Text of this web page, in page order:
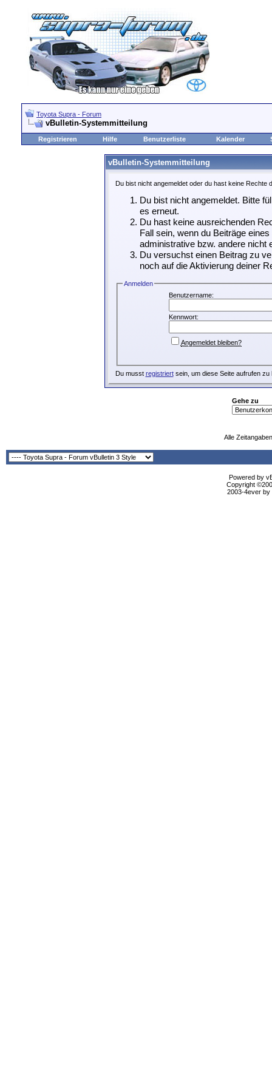
Toyota Supra - Forum
vBulletin-Systemmitteilung
Registrieren Hilfe Benutzerliste Kalender
vBulletin-Systemmitteilung
Du bist nicht angemeldet oder du hast keine Rechte
Du bist nicht angemeldet. Bitte
es erneut.
Du hast keine ausreichenden
Fall sein, wenn du Beiträge
administrative bzw. andere nicht
Du versuchst einen Beitrag zu
noch auf die Aktivierung deiner
Anmelden
Benutzername:
Kennwort:
Angemeldet bleiben?
Du musst registriertsein, um diese Seite aufrufen zu
Gehe zu
Alle
Powered by
Copyright
2003-4ever by